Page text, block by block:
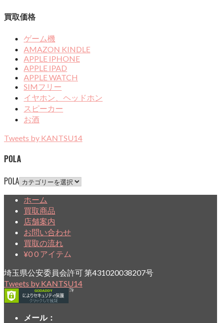
買取価格
ゲーム機
AMAZON KINDLE
APPLE IPHONE
APPLE IPAD
APPLE WATCH
SIMフリー
イヤホン、ヘッドホン
スピーカー
お酒
Tweets by KANTSU14
POLA
POLA
ホーム
買取商品
店舗案内
お問い合わせ
買取の流れ
¥00 アイテム
埼玉県公安委員会許可 第431020038207号
Tweets by KANTSU14
メール：